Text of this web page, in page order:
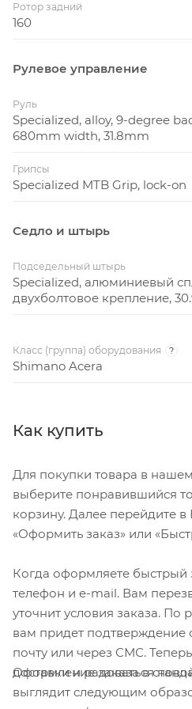
Ротор задний
160
Рулевое управление
Руль
Specialized, alloy, 9-degree
680mm width, 31.8mm
Грипсы
Specialized MTB Grip, lock-on
Седло и штырь
Подседельный штырь
Specialized, алюминиевый
двухболтовое крепление,
Класс (группа) оборудования ?
Shimano Acera
Как купить
Для покупки товара в
выберите понравившийся
корзину. Далее перейдите
«Оформить заказ» или
Когда оформляете
телефон и e-mail. Вам
уточнит условия заказа. По
вам придет подтверждение
почту или через СМС.
доставки и радоваться
Оформление заказа в
выглядит следующим